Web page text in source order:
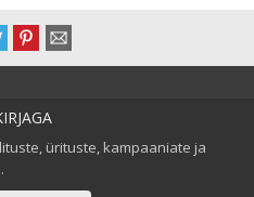
ürituste, kampaaniate ja